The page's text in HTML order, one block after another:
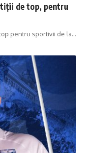
de top, pentru
pentru sportivii de la…